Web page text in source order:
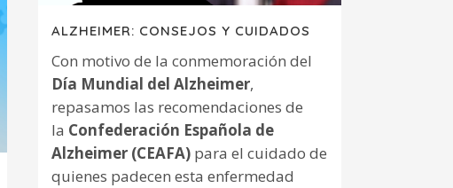
ALZHEIMER: CONSEJOS Y CUIDADOS
Con motivo de la conmemoración del
Día Mundial del Alzheimer,
repasamos las recomendaciones de
la Confederación Española de
Alzheimer (CEAFA) para el cuidado de
quienes padecen esta enfermedad